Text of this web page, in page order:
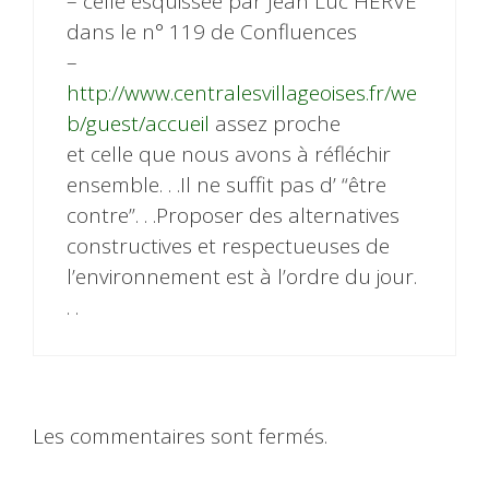
dans le n° 119 de Confluences
–
http://www.centralesvillageoises.fr/we
b/guest/accueil assez proche
et celle que nous avons à réfléchir
ensemble. . .Il ne suffit pas d’ “être
contre”. . .Proposer des alternatives
constructives et respectueuses de
l’environnement est à l’ordre du jour.
. .
Les commentaires sont fermés.